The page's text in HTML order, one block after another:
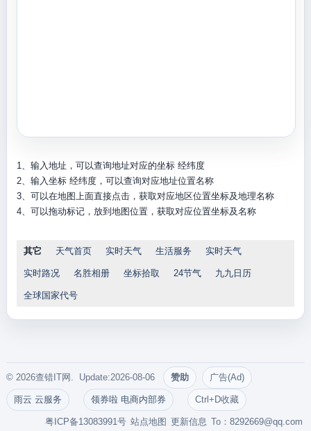
1、输入地址，可以查询地址对应的坐标 经纬度
2、输入坐标 经纬度，可以查询对应地址位置名称
3、可以在地图上面直接点击，获取对应地区位置坐标及地理名称
4、可以拖动标记，放到地图位置，获取对应位置坐标及名称
其它 天气首页 实时天气 生活服务 实时天气
实时路况 名胜相册 坐标拾取 24节气 九九日历
全球国家代号
© 2026查错IT网. Update:2026-08-06 赞助 广告(Ad)
雨云 云服务 领券啦 电商内部券 Ctrl+D收藏
To：8292669@qq.com
更新信息
站点地图
粤ICP备13083991号